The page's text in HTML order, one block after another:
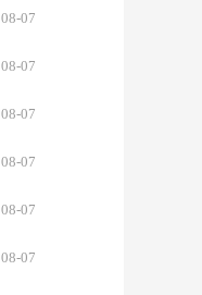
08-07
08-07
08-07
08-07
08-07
08-07